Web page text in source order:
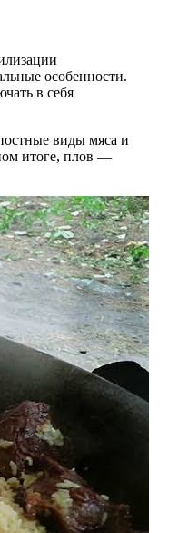
особенности.
в себя
виды мяса и
итоге, плов —